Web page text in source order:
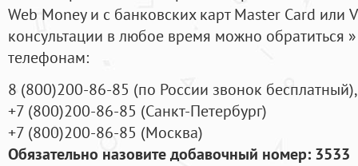
Web Money и с банковских карт Master Card или
консультации в любое время можно обратиться
телефонам:
8 (800)200-86-85 (по России звонок бесплатный),
+7 (800)200-86-85 (Санкт-Петербург)
+7 (800)200-86-85 (Москва)
Обязательно назовите добавочный номер: 3533